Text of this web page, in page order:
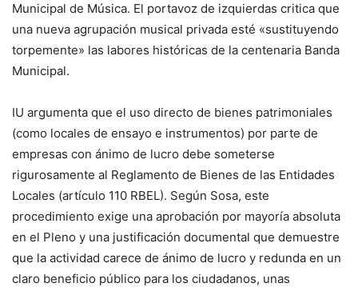
Municipal de Música. El portavoz de izquierdas critica que
una nueva agrupación musical privada esté «sustituyendo
torpemente» las labores históricas de la centenaria Banda
Municipal.
IU argumenta que el uso directo de bienes patrimoniales
(como locales de ensayo e instrumentos) por parte de
empresas con ánimo de lucro debe someterse
rigurosamente al Reglamento de Bienes de las Entidades
Locales (artículo 110 RBEL). Según Sosa, este
procedimiento exige una aprobación por mayoría absoluta
en el Pleno y una justificación documental que demuestre
que la actividad carece de ánimo de lucro y redunda en un
claro beneficio público para los ciudadanos, unas